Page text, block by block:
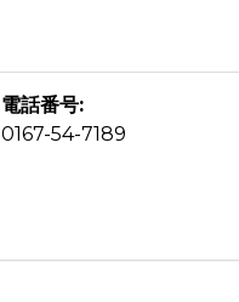
電話番号:
0167-54-7189